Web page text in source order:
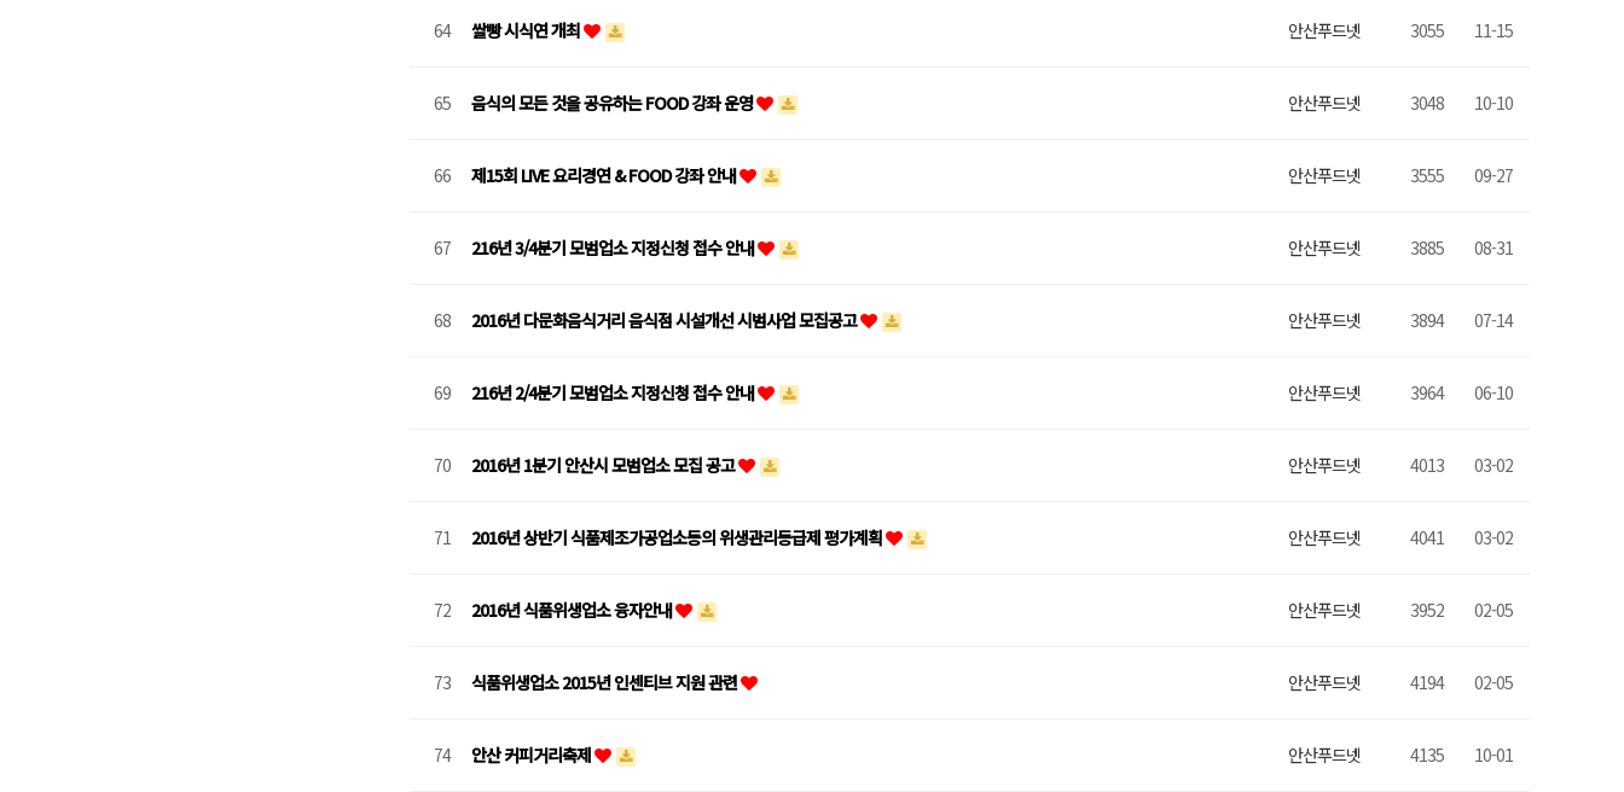
64 쌀빵 시식연 개최 안산푸드넷 3055 11-15
65 음식의 모든 것을 공유하는 FOOD 강좌 운영 안산푸드넷 3048 10-10
66 제15회 LIVE 요리경연 & FOOD 강좌 안내 안산푸드넷 3555 09-27
67 216년 3/4분기 모범업소 지정신청 접수 안내 안산푸드넷 3885 08-31
68 2016년 다문화음식거리 음식점 시설개선 시범사업 모집공고 안산푸드넷 3894 07-14
69 216년 2/4분기 모범업소 지정신청 접수 안내 안산푸드넷 3964 06-10
70 2016년 1분기 안산시 모범업소 모집 공고 안산푸드넷 4013 03-02
71 2016년 상반기 식품제조가공업소등의 위생관리등급제 평가계획 안산푸드넷 4041 03-02
72 2016년 식품위생업소 융자안내 안산푸드넷 3952 02-05
73 식품위생업소 2015년 인센티브 지원 관련 안산푸드넷 4194 02-05
74 안산 커피거리축제 안산푸드넷 4135 10-01